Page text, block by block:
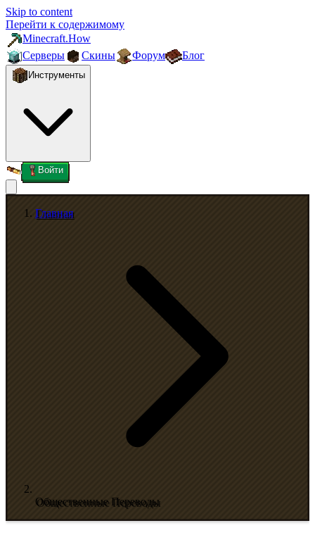
Skip to content
Перейти к содержимому
Minecraft.How
Серверы
Скины Форум Блог
Инструменты
Войти
Главная
Общественные Переводы